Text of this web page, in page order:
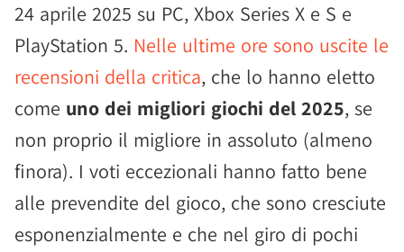
24 aprile 2025 su PC, Xbox Series X e S e
PlayStation 5. Nelle ultime ore sono uscite le
recensioni della critica, che lo hanno eletto
come uno dei migliori giochi del 2025, se
non proprio il migliore in assoluto (almeno
finora). I voti eccezionali hanno fatto bene
alle prevendite del gioco, che sono cresciute
esponenzialmente e che nel giro di pochi